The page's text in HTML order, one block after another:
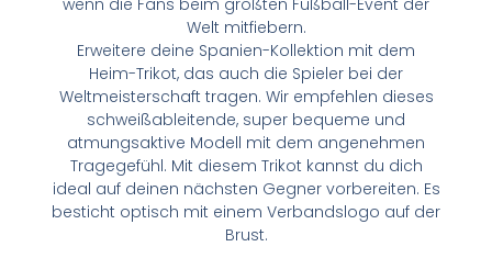
wenn die Fans beim größten Fußball-Event der
Welt mitfiebern.
Erweitere deine Spanien-Kollektion mit dem
Heim-Trikot, das auch die Spieler bei der
Weltmeisterschaft tragen. Wir empfehlen dieses
schweißableitende, super bequeme und
atmungsaktive Modell mit dem angenehmen
Tragegefühl. Mit diesem Trikot kannst du dich
ideal auf deinen nächsten Gegner vorbereiten. Es
besticht optisch mit einem Verbandslogo auf der
Brust.